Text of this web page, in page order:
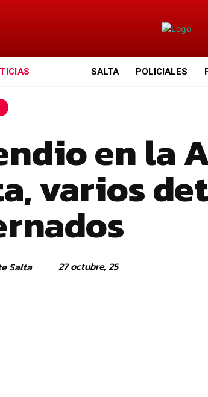
SALTA POLICIALES
en la
varios
Salta 27 octubre, 25